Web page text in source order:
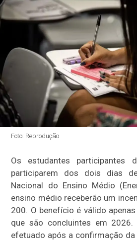
Foto: Reprodução
Os estudantes participantes
participarem dos dois dias
Nacional do Ensino Médio
ensino médio receberão um
200. O benefício é válido
que são concluintes em 2026.
efetuado após a confirmação